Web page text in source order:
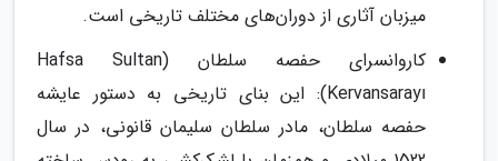
میزبان آثاری از دوران‌های مختلف تاریخی است.
کاروانسرای حفصه سلطان (Hafsa Sultan
Kervansarayı): این بنای تاریخی به دستور عایشه
حفصه سلطان، مادر سلطان سلیمان قانونی، در سال